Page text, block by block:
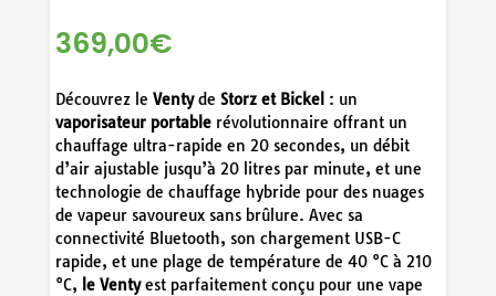
369,00€
Découvrez le Ventyde Storz et Bickel : un
vaporisateur portablerévolutionnaire offrant un
chauffage ultra-rapide en 20 secondes, un débit
d’air ajustable jusqu’à 20 litres par minute, et une
technologie de chauffage hybride pour des nuages
de vapeur savoureux sans brûlure. Avec sa
connectivité Bluetooth, son chargement USB-C
rapide, et une plage de température de 40 °C à 210
°C, le Ventyest parfaitement conçu pour une vape